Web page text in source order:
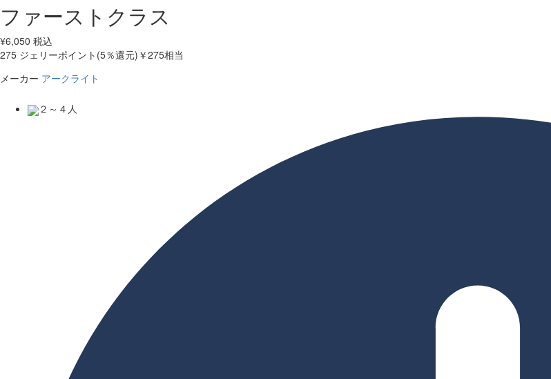
ファーストクラス
¥6,050 税込
275 ジェリーポイント(5％還元) ￥275相当
メーカー アークライト
２～４人